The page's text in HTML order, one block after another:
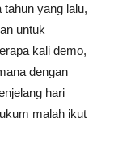
yang lalu,
untuk
kali demo,
dengan
hari
malah ikut